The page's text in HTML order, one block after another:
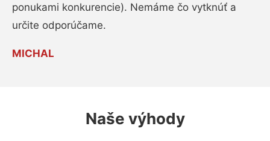
ponukami konkurencie). Nemáme čo vytknúť a
určite odporúčame.
MICHAL
Naše výhody